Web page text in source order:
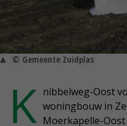
© Gemeente Zuidplas
K nibbelweg-Oost
woningbouw in
Moerkapelle-Oost